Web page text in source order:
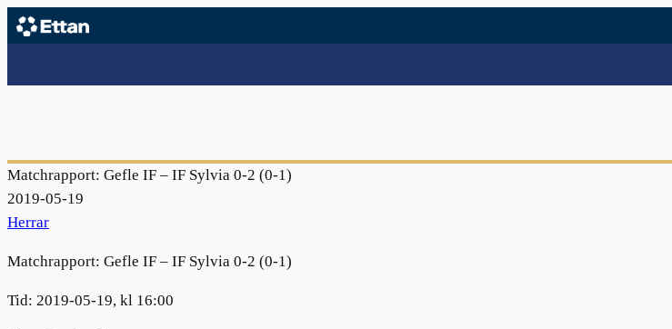
Matchrapport: Gefle IF – IF Sylvia 0-2 (0-1)
2019-05-19
Herrar
Matchrapport: Gefle IF – IF Sylvia 0-2 (0-1)
Tid: 2019-05-19, kl 16:00